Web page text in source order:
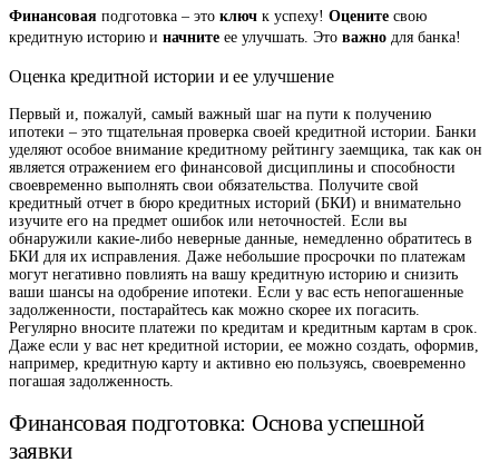
Финансовая подготовка – это ключ к успеху! Оцените свою
кредитную историю и начните ее улучшать. Это важно для банка!
Оценка кредитной истории и ее улучшение
Первый и, пожалуй, самый важный шаг на пути к получению
ипотеки – это тщательная проверка своей кредитной истории. Банки
уделяют особое внимание кредитному рейтингу заемщика, так как он
является отражением его финансовой дисциплины и способности
своевременно выполнять свои обязательства. Получите свой
кредитный отчет в бюро кредитных историй (БКИ) и внимательно
изучите его на предмет ошибок или неточностей. Если вы
обнаружили какие-либо неверные данные, немедленно обратитесь в
БКИ для их исправления. Даже небольшие просрочки по платежам
могут негативно повлиять на вашу кредитную историю и снизить
ваши шансы на одобрение ипотеки. Если у вас есть непогашенные
задолженности, постарайтесь как можно скорее их погасить.
Регулярно вносите платежи по кредитам и кредитным картам в срок.
Даже если у вас нет кредитной истории, ее можно создать, оформив,
например, кредитную карту и активно ею пользуясь, своевременно
погашая задолженность.
Финансовая подготовка: Основа успешной
заявки